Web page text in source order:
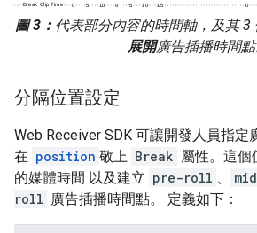
圖 3： 代表部分內容的時間軸，及其 3
展開廣告插播時間點
分隔位置設定
Web Receiver SDK 可讓開發人員指定
在 position 敬上 Break 屬性。這個
的媒體時間 以及建立 pre-roll 、
roll 廣告插播時間點。 定義如下：